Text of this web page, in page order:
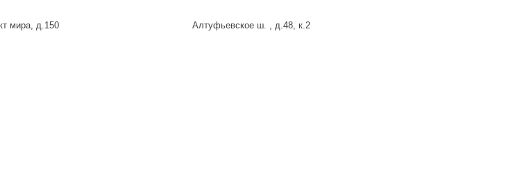
мира, д.150 Алтуфьевское ш. , д.48, к.2